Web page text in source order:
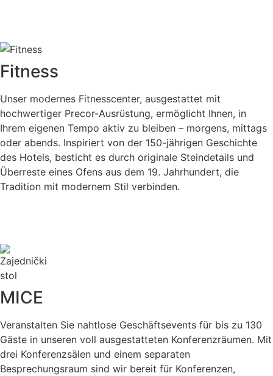
Fitness
Unser modernes Fitnesscenter, ausgestattet mit
hochwertiger Precor-Ausrüstung, ermöglicht Ihnen, in
Ihrem eigenen Tempo aktiv zu bleiben – morgens, mittags
oder abends. Inspiriert von der 150-jährigen Geschichte
des Hotels, besticht es durch originale Steindetails und
Überreste eines Ofens aus dem 19. Jahrhundert, die
Tradition mit modernem Stil verbinden.
MICE
Veranstalten Sie nahtlose Geschäftsevents für bis zu 130
Gäste in unseren voll ausgestatteten Konferenzräumen. Mit
drei Konferenzsälen und einem separaten
Besprechungsraum sind wir bereit für Konferenzen,